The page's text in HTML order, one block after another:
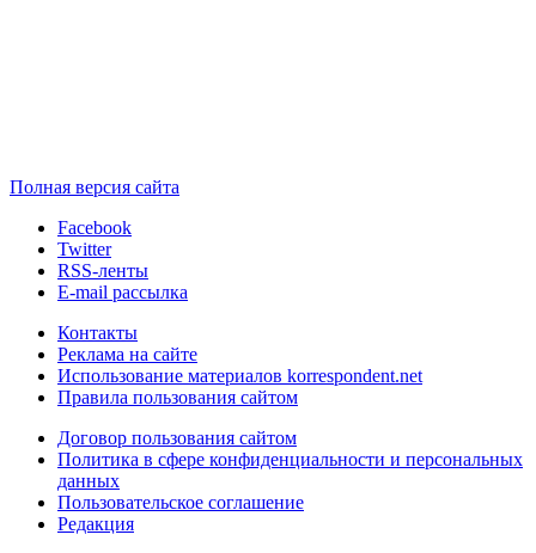
Полная версия сайта
Facebook
Twitter
RSS-ленты
E-mail рассылка
Контакты
Реклама на сайте
Использование материалов korrespondent.net
Правила пользования сайтом
Договор пользования сайтом
Политика в сфере конфиденциальности и персональных
данных
Пользовательское соглашение
Редакция